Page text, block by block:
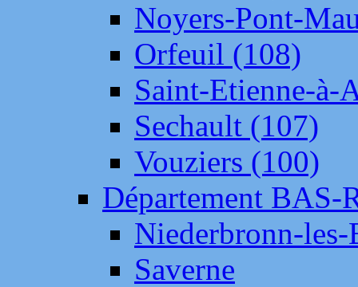
Noyers-Pont-
Orfeuil (108)
Saint-Etienne-à-
Sechault (107)
Vouziers (100)
Département BAS-
Niederbronn-
Saverne